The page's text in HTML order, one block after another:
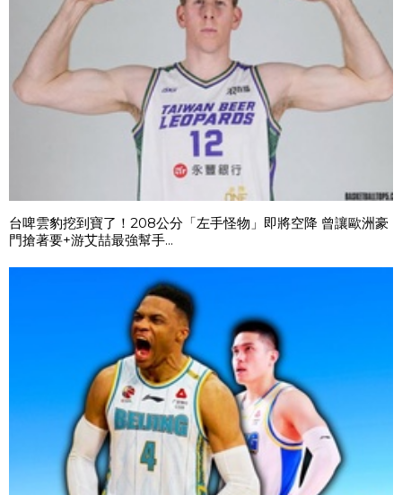
台啤雲豹挖到寶了！208公分「左手怪物」即將空降 曾讓歐洲豪
門搶著要+游艾喆最強幫手...